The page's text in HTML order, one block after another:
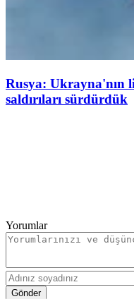
Rusya: Ukrayna'nın
saldırıları sürdürdük
Yorumlar
Gönder